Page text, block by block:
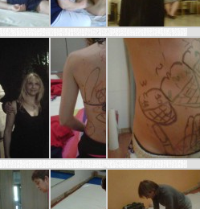
Parco di Monza